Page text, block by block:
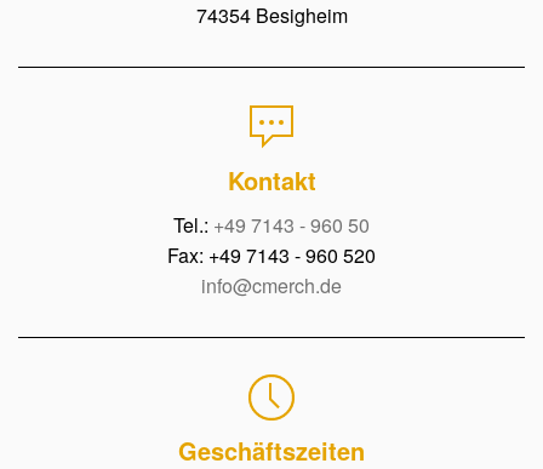
74354 Besigheim
Kontakt
Tel.: +49 7143 - 960 50
Fax: +49 7143 - 960 520
info@cmerch.de
Geschäftszeiten